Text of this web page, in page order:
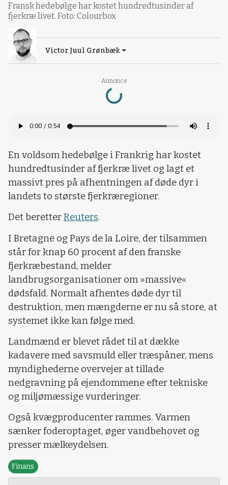
Annonce
Loading...
Fransk hedebølge har kostet hundredtusinder af
fjerkræ livet. Foto: Colourbox
Victor Juul Grønbæk
En voldsom hedebølge i Frankrig har kostet
hundredtusinder af fjerkræ livet og lagt et
massivt pres på afhentningen af døde dyr i
landets to største fjerkræregioner.
Det beretterReuters.
I Bretagne og Pays de la Loire, der tilsammen
står for knap 60 procent af den franske
fjerkræbestand, melder
landbrugsorganisationer om »massive«
dødsfald. Normalt afhentes døde dyr til
destruktion, men mængderne er nu så store, at
systemet ikke kan følge med.
Landmænd er blevet rådet til at dække
kadavere med savsmuld eller træspåner, mens
myndighederne overvejer at tillade
nedgravning på ejendommene efter tekniske
og miljømæssige vurderinger.
Også kvægproducenter rammes. Varmen
sænker foderoptaget, øger vandbehovet og
presser mælkeydelsen.
Finans